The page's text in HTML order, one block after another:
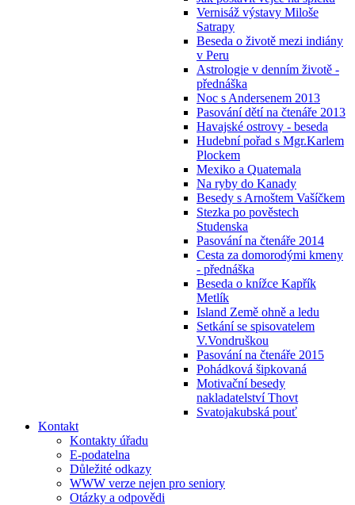
Vernisáž výstavy Miloše
Satrapy
Beseda o životě mezi indiány
v Peru
Astrologie v denním životě -
přednáška
Noc s Andersenem 2013
Pasování dětí na čtenáře 2013
Havajské ostrovy - beseda
Hudební pořad s Mgr.Karlem
Plockem
Mexiko a Quatemala
Na ryby do Kanady
Besedy s Arnoštem Vašíčkem
Stezka po pověstech
Studenska
Pasování na čtenáře 2014
Cesta za domorodými kmeny
- přednáška
Beseda o knížce Kapřík
Metlík
Island Země ohně a ledu
Setkání se spisovatelem
V.Vondruškou
Pasování na čtenáře 2015
Pohádková šipkovaná
Motivační besedy
nakladatelství Thovt
Svatojakubská pouť
Kontakt
Kontakty úřadu
E-podatelna
Důležité odkazy
WWW verze nejen pro seniory
Otázky a odpovědi